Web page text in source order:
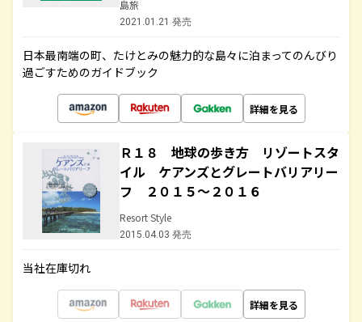
島旅
2021.01.21 発売
日本最南端の町、たけとみの魅力的な島々に泊まってのんびり
過ごすためのガイドブック
詳細を見る
Ｒ１８ 地球の歩き方 リゾートスタ
イル ケアンズとグレートバリアリー
フ ２０１５～２０１６
Resort Style
2015.04.03 発売
当社在庫切れ
詳細を見る